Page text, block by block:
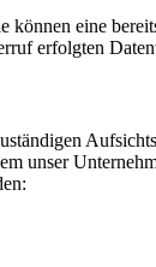
eine
erfolgten
unser